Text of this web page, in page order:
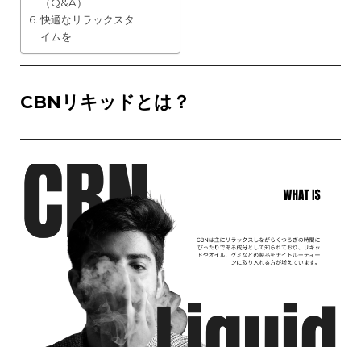
快適なリラックスタ
イムを
CBNリキッドとは？